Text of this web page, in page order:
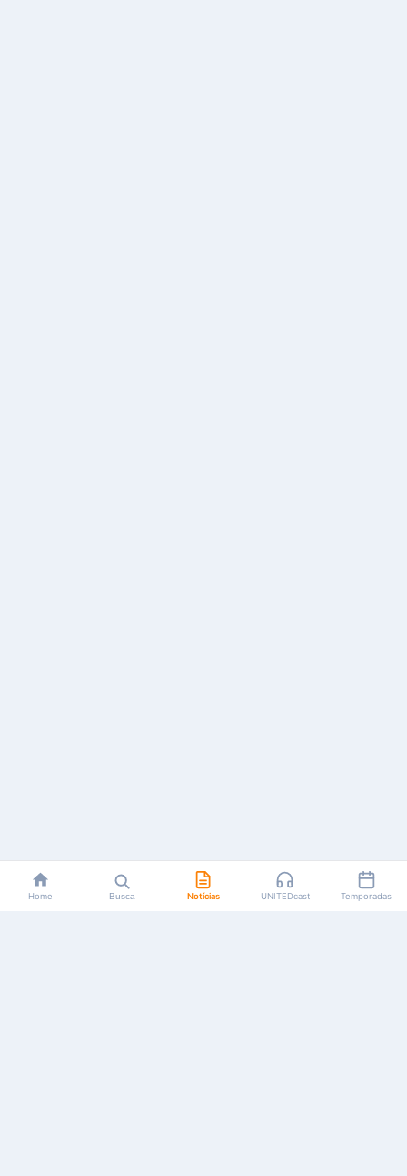
Home Busca Notícias UNITEDcast Temporadas